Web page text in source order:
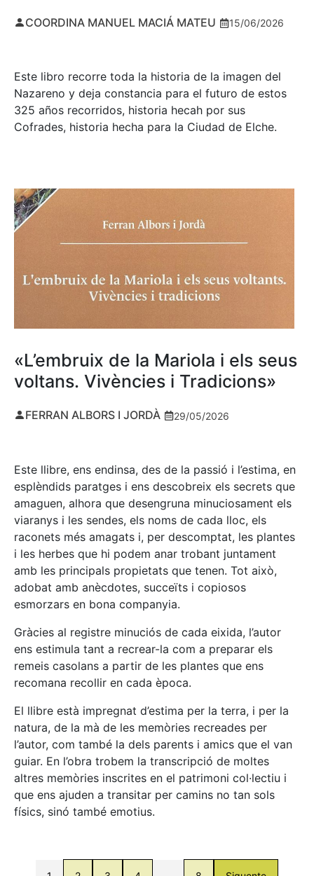
COORDINA MANUEL MACIÁ MATEU 15/06/2026
Este libro recorre toda la historia de la imagen del
Nazareno y deja constancia para el futuro de estos
325 años recorridos, historia hecah por sus
Cofrades, historia hecha para la Ciudad de Elche.
«L’embruix de la Mariola i els seus
voltans. Vivències i Tradicions»
FERRAN ALBORS I JORDÀ 29/05/2026
Este llibre, ens endinsa, des de la passió i l’estima, en
esplèndids paratges i ens descobreix els secrets que
amaguen, alhora que desengruna minuciosament els
viaranys i les sendes, els noms de cada lloc, els
raconets més amagats i, per descomptat, les plantes
i les herbes que hi podem anar trobant juntament
amb les principals propietats que tenen. Tot això,
adobat amb anècdotes, succeïts i copiosos
esmorzars en bona companyia.
Gràcies al registre minuciós de cada eixida, l’autor
ens estimula tant a recrear-la com a preparar els
remeis casolans a partir de les plantes que ens
recomana recollir en cada època.
El llibre està impregnat d’estima per la terra, i per la
natura, de la mà de les memòries recreades per
l’autor, com també la dels parents i amics que el van
guiar. En l’obra trobem la transcripció de moltes
altres memòries inscrites en el patrimoni col·lectiu i
que ens ajuden a transitar per camins no tan sols
físics, sinó també emotius.